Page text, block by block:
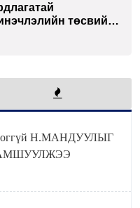
төсвийг
Н.МАНДУУЛЫГ